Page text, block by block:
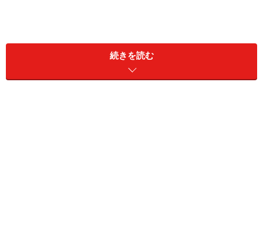
犬猫用首輪（合皮製）・・・2個
竹のリング・・・1組（2個）
麻ロープ
続きを読む